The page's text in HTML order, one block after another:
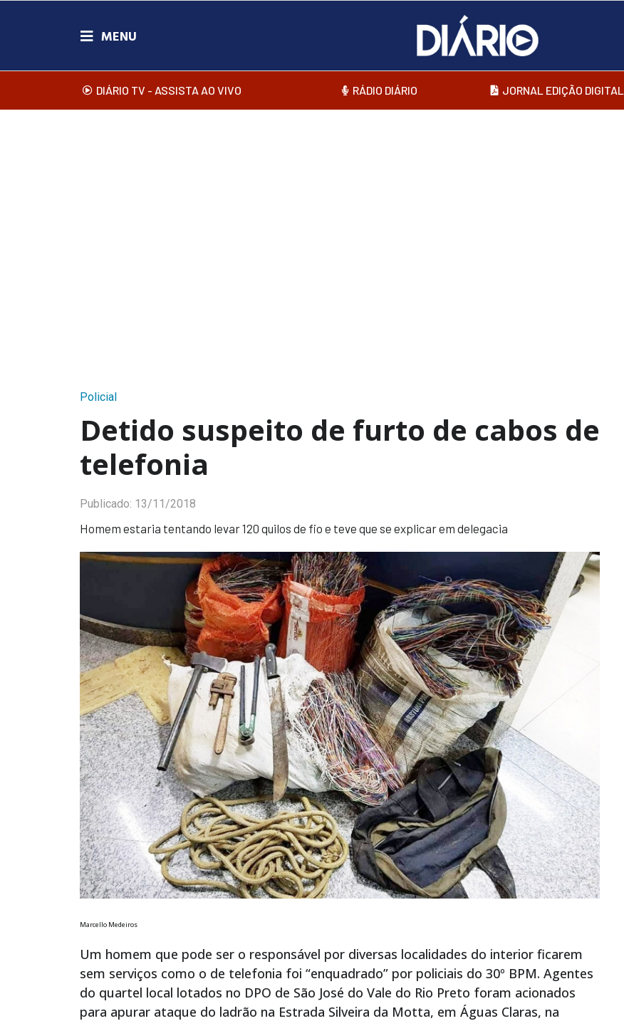
DIÁRIO TV - ASSISTA AO VIVO RÁDIO DIÁRIO JORNAL EDIÇÃO DIGITAL
Policial
Detido suspeito de furto de cabos de
telefonia
Publicado: 13/11/2018
Homem estaria tentando levar 120 quilos de fio e teve que se explicar em delegacia
Marcello Medeiros
Um homem que pode ser o responsável por diversas localidades do interior ficarem
sem serviços como o de telefonia foi “enquadrado” por policiais do 30º BPM. Agentes
do quartel local lotados no DPO de São José do Vale do Rio Preto foram acionados
para apurar ataque do ladrão na Estrada Silveira da Motta, em Águas Claras, na